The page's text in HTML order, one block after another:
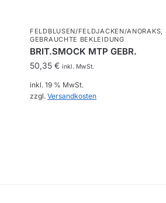
FELDBLUSEN/FELDJACKEN/ANORAKS,
GEBRAUCHTE BEKLEIDUNG
BRIT.SMOCK MTP GEBR.
50,35 € inkl. MwSt.
inkl. 19 % MwSt.
zzgl. Versandkosten